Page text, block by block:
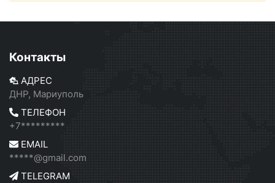
Контакты
АДРЕС
ДНР, Мариуполь
ТЕЛЕФОН
+7*********
EMAIL
*****@gmail.com
TELEGRAM